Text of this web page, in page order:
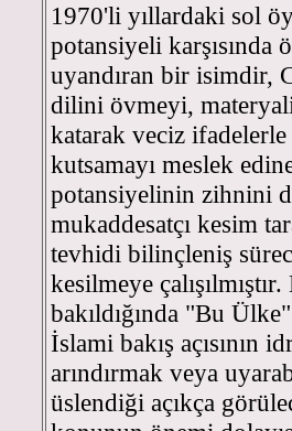
1970'li yıllardaki sol
potansiyeli karşısında
uyandıran bir isimdir,
dilini övmeyi,
katarak veciz
kutsamayı meslek
potansiyelinin zihnini
mukaddesatçı kesim
tevhidi bilinçleniş
kesilmeye
bakıldığında "Bu
İslami bakış açısının
arındırmak veya
üslendiği açıkça